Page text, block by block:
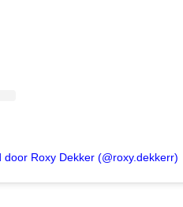
door Roxy Dekker (@roxy.dekkerr)